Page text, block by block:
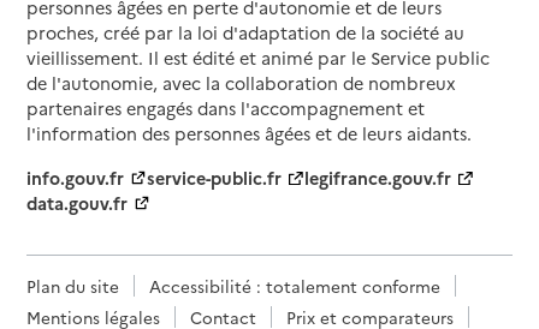
personnes âgées en perte d'autonomie et de leurs
proches, créé par la loi d'adaptation de la société au
vieillissement. Il est édité et animé par le Service public
de l'autonomie, avec la collaboration de nombreux
partenaires engagés dans l'accompagnement et
l'information des personnes âgées et de leurs aidants.
info.gouv.fr
service-public.fr
legifrance.gouv.fr
data.gouv.fr
Plan du site
Accessibilité : totalement conforme
Mentions légales
Contact
Prix et comparateurs